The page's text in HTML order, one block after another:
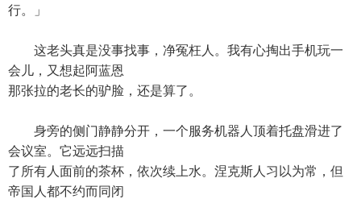
行。」
这老头真是没事找事，净冤枉人。我有心掏出手机玩一
会儿，又想起阿蓝恩
那张拉的老长的驴脸，还是算了。
身旁的侧门静静分开，一个服务机器人顶着托盘滑进了
会议室。它远远扫描
了所有人面前的茶杯，依次续上水。涅克斯人习以为常，但
帝国人都不约而同闭